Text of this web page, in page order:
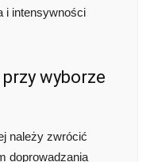
i intensywności
wyborze
należy zwrócić
doprowadzania